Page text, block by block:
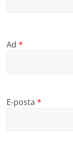
Ad*
E-posta*